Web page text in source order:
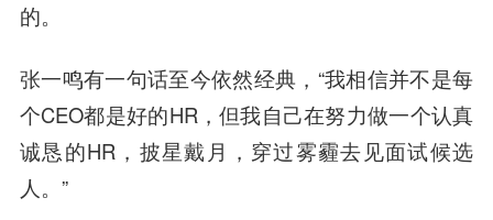
的。
张一鸣有一句话至今依然经典，“我相信并不是每
个CEO都是好的HR，但我自己在努力做一个认真
诚恳的HR，披星戴月，穿过雾霾去见面试候选
人。”